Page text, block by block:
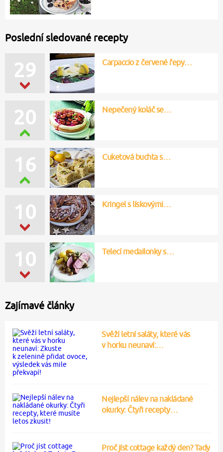
Poslední sledované recepty
29 Carpaccio z červené řepy…
20 Nepečený koláč se…
16 Cuketová buchta s…
10 Kringel s lískovými…
10 Telecí medailonky s…
Zajímavé články
Svěží letní saláty, které vás
v horku neunaví:…
Nejlepší nálev na nakládané
okurky: Čtyři recepty…
Proč jíst cottage každý den? Tady